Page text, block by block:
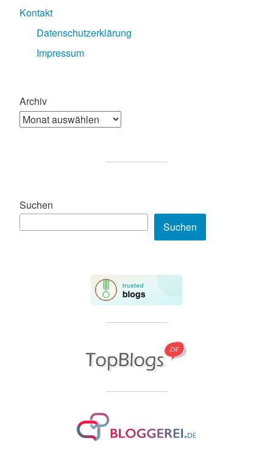
Kontakt
Datenschutzerklärung
Impressum
Archiv
Suchen
Suchen